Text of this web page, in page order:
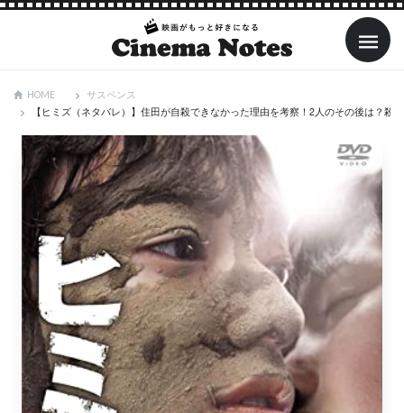
HOME
サスペンス
【ヒミズ（ネタバレ）】住田が自殺できなかった理由を考察！2人のその後は？